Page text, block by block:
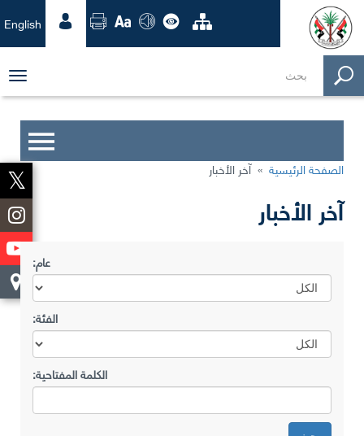
English
الصفحة الرئيسية»آخر الأخبار
آخر الأخبار
عام:
الفئة:
الكلمة المفتاحية: